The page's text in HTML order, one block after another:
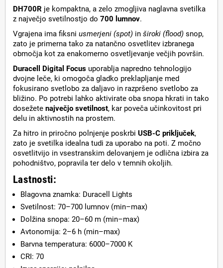
DH700R je kompaktna, a zelo zmogljiva naglavna svetilka
z največjo svetilnostjo do 700 lumnov.
Vgrajena ima fiksni usmerjeni (spot) in široki (flood) snop,
zato je primerna tako za natančno osvetlitev izbranega
območja kot za enakomerno osvetljevanje večjih površin.
Duracell Digital Focus uporablja napredno tehnologijo
dvojne leče, ki omogoča gladko preklapljanje med
fokusirano svetlobo za daljavo in razpršeno svetlobo za
bližino. Po potrebi lahko aktivirate oba snopa hkrati in tako
dosežete največjo svetilnost, kar poveča učinkovitost pri
delu in aktivnostih na prostem.
Za hitro in priročno polnjenje poskrbi USB-C priključek,
zato je svetilka idealna tudi za uporabo na poti. Z močno
osvetlitvijo in vsestranskim delovanjem je odlična izbira za
pohodništvo, popravila ter delo v temnih okoljih.
Lastnosti:
Blagovna znamka: Duracell Lights
Svetilnost: 70–700 lumnov (min–max)
Dolžina snopa: 20–60 m (min–max)
Avtonomija: 2–6 h (min–max)
Barvna temperatura: 6000–7000 K
CRI: 70